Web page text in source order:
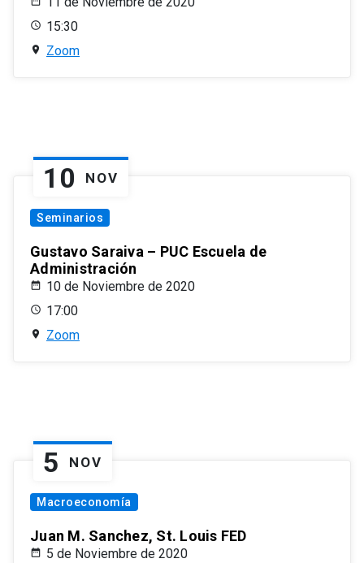
15:30
Zoom
10 NOV
Seminarios
Gustavo Saraiva – PUC Escuela de
Administración
10 de Noviembre de 2020
17:00
Zoom
5 NOV
Macroeconomía
Juan M. Sanchez, St. Louis FED
5 de Noviembre de 2020